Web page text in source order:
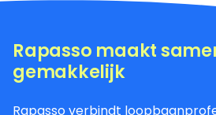
Rapasso maakt
gemakkelijk
Rapasso verbindt